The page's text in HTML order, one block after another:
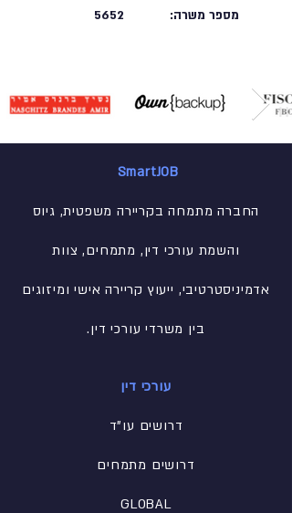
5652 מספר משרה:
SmartJOB
החברה מתמחה בקריירה משפטית, גיוס
והשמת עורכי דין, מתמחים, צוות
אדמיניסטרטיבי, ייעוץ קריירה אישי ומיזוגים
בין משרדי עורכי דין.
עורכי דין
דרושים עו"ד
דרושים מתמחים
GLOBAL